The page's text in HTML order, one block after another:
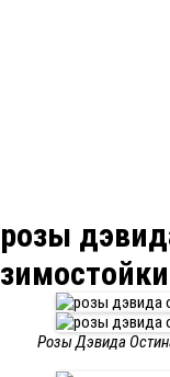
розы
Розы Дэвида